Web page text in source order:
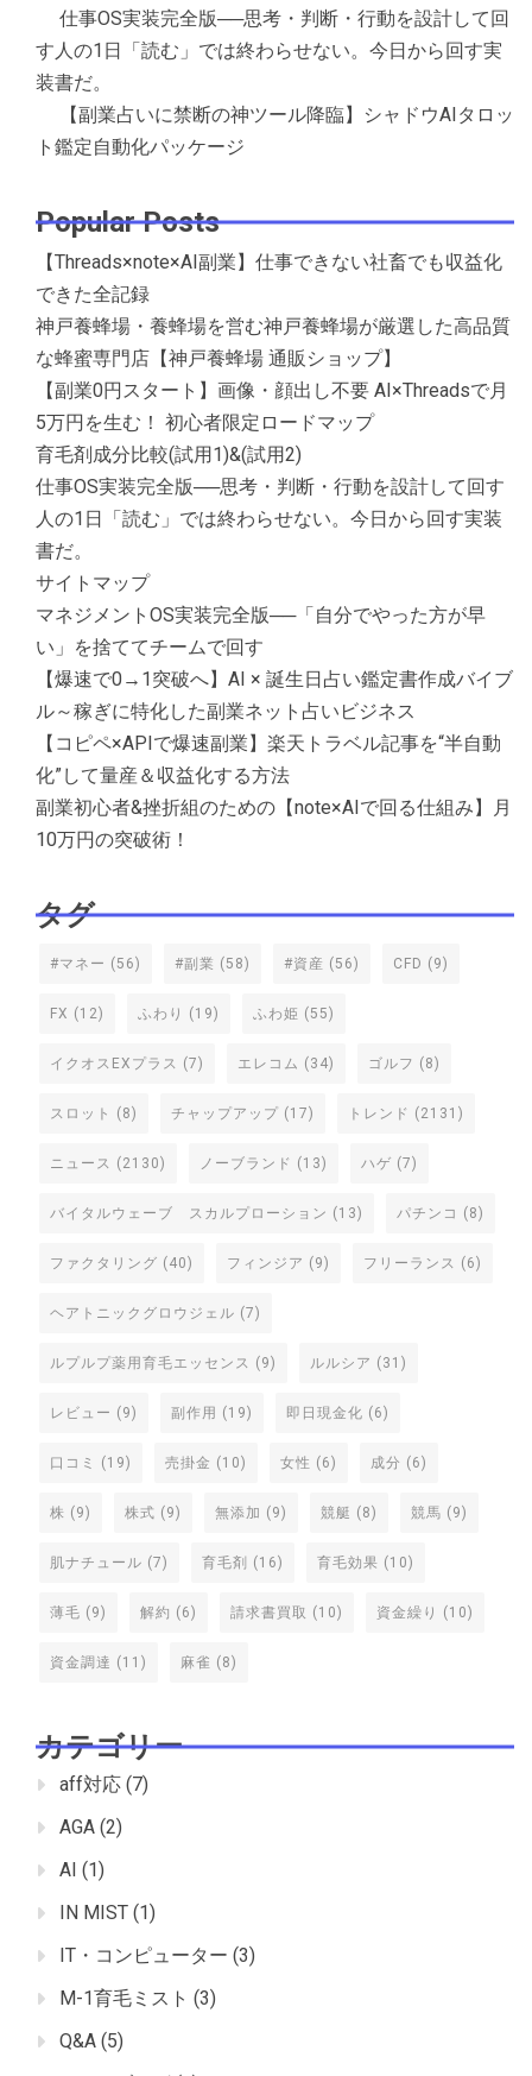
仕事OS実装完全版──思考・判断・行動を設計して回
す人の1日「読む」では終わらせない。今日から回す実
装書だ。
【副業占いに禁断の神ツール降臨】シャドウAIタロッ
ト鑑定自動化パッケージ
Popular Posts
【Threads×note×AI副業】仕事できない社畜でも収益化
できた全記録
神戸養蜂場・養蜂場を営む神戸養蜂場が厳選した高品質
な蜂蜜専門店【神戸養蜂場 通販ショップ】
【副業0円スタート】画像・顔出し不要 AI×Threadsで月
5万円を生む！ 初心者限定ロードマップ
育毛剤成分比較(試用1)&(試用2)
仕事OS実装完全版──思考・判断・行動を設計して回す
人の1日「読む」では終わらせない。今日から回す実装
書だ。
サイトマップ
マネジメントOS実装完全版──「自分でやった方が早
い」を捨ててチームで回す
【爆速で0→1突破へ】AI × 誕生日占い鑑定書作成バイブ
ル～稼ぎに特化した副業ネット占いビジネス
【コピペ×APIで爆速副業】楽天トラベル記事を“半自動
化”して量産＆収益化する方法
副業初心者&挫折組のための【note×AIで回る仕組み】月
10万円の突破術！
タグ
#マネー (56) #副業 (58) #資産 (56) CFD (9)
FX (12) ふわり (19) ふわ姫 (55)
イクオスEXプラス (7) エレコム (34) ゴルフ (8)
スロット (8) チャップアップ (17) トレンド (2131)
ニュース (2130) ノーブランド (13) ハゲ (7)
バイタルウェーブ スカルプローション (13) パチンコ (8)
ファクタリング (40) フィンジア (9) フリーランス (6)
ヘアトニックグロウジェル (7)
ルプルプ薬用育毛エッセンス (9) ルルシア (31)
レビュー (9) 副作用 (19) 即日現金化 (6)
口コミ (19) 売掛金 (10) 女性 (6) 成分 (6)
株 (9) 株式 (9) 無添加 (9) 競艇 (8) 競馬 (9)
肌ナチュール (7) 育毛剤 (16) 育毛効果 (10)
薄毛 (9) 解約 (6) 請求書買取 (10) 資金繰り (10)
資金調達 (11) 麻雀 (8)
カテゴリー
aff対応 (7)
AGA (2)
AI (1)
IN MIST (1)
IT・コンピューター (3)
M-1育毛ミスト (3)
Q&A (5)